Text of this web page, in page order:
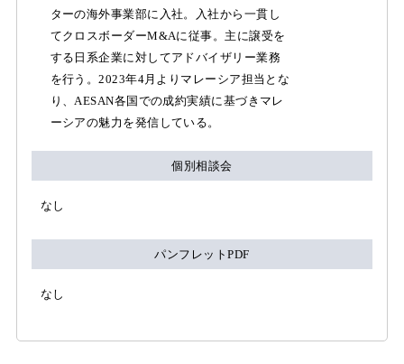
ターの海外事業部に入社。入社から一貫し
てクロスボーダーM&Aに従事。主に譲受を
する日系企業に対してアドバイザリー業務
を行う。2023年4月よりマレーシア担当とな
り、AESAN各国での成約実績に基づきマレ
ーシアの魅力を発信している。
個別相談会
なし
パンフレットPDF
なし